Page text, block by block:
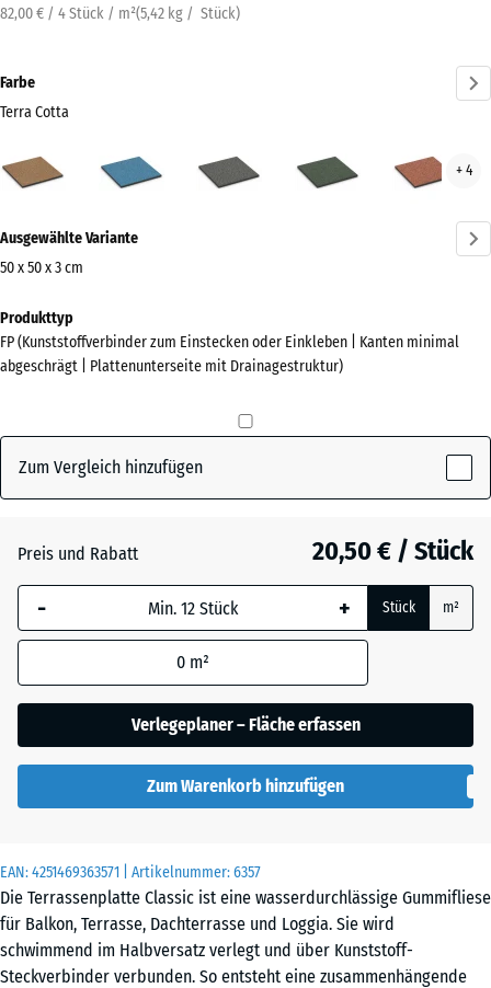
82,00 € / 4 Stück / m²(5,42 kg / Stück)
EAN:4251469363571 | Artikelnummer:6357
Die Terrassenplatte Classic ist eine wasserdurchlässige Gummifliese
für Balkon, Terrasse, Dachterrasse und Loggia. Sie wird
schwimmend im Halbversatz verlegt und über Kunststoff-
Steckverbinder verbunden. So entsteht eine zusammenhängende
Farbe
Terra Cotta
Cotta
Granit
Rasen
+ 4
Informationen
zu
Farben?
Farbpalette
Terra
Cotta(active)
Atlantik
Grauer
Granit
Ausgewählte Variante
50 x 50 x 3 cm
Abmessungen
für
den
x
500
Die gewählte, blau
umrandete
Abmessung wird
Produktdaten nicht
anders angegeben)
für die
Bedarfsberechnung
x
50
x 3
cm
Produkttyp
FP (Kunststoffverbinder zum Einstecken oder Einkleben | Kanten minimal
abgeschrägt | Plattenunterseite mit Drainagestruktur)
Zum Vergleich hinzufügen
Preis und Rabatt 20,50 € / Stück
- + Stück m²
0 m²
Verlegeplaner – Fläche erfassen
Zum Warenkorb hinzufügen